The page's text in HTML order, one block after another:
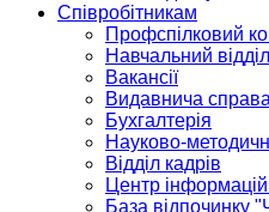
Співробітникам
Профспілковий
Навчальний відділ
Вакансії
Видавнича
Бухгалтерія
Науково-
Відділ кадрів
Центр
База відпочинку